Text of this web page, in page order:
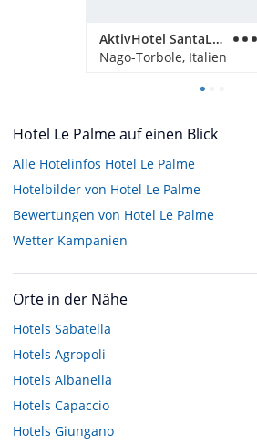
AktivHotel SantaLucia
Nago-Torbole, Italien
Hotel Le Palme auf einen Blick
Alle Hotelinfos Hotel Le Palme
Hotelbilder von Hotel Le Palme
Bewertungen von Hotel Le Palme
Wetter Kampanien
Orte in der Nähe
Hotels Sabatella
Hotels Agropoli
Hotels Albanella
Hotels Capaccio
Hotels Giungano